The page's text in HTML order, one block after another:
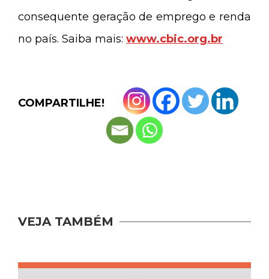
consequente geração de emprego e renda
no país. Saiba mais: www.cbic.org.br
COMPARTILHE!
VEJA TAMBÉM